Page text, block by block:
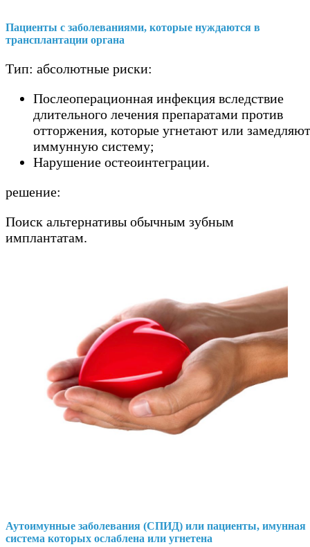
Пациенты с заболеваниями, которые нуждаются в
трансплантации органа
Тип: абсолютные риски:
Послеоперационная инфекция вследствие
длительного лечения препаратами против
отторжения, которые угнетают или замедляют
иммунную систему;
Нарушение остеоинтеграции.
решение:
Поиск альтернативы обычным зубным
имплантатам.
Аутоимунные заболевания (СПИД) или пациенты, имунная
система которых ослаблена или угнетена